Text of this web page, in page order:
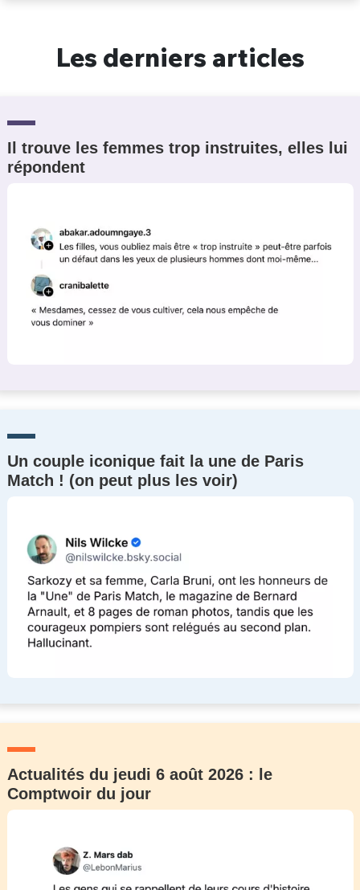
Les derniers articles
Il trouve les femmes trop instruites, elles lui
répondent
Un couple iconique fait la une de Paris
Match ! (on peut plus les voir)
Actualités du jeudi 6 août 2026 : le
Comptwoir du jour